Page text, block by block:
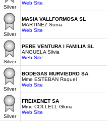
Silver
Web Site
Silver
MASIA VALLFORMOSA SL
MARTINEZ Sonia
Web Site
Silver
PERE VENTURA I FAMILIA SL
ANGUELA Silvia
Web Site
Silver
BODEGAS MURVIEDRO SA
Mme ESTEBAN Raquel
Web Site
Silver
FREIXENET SA
Mme COLLELL Gloria
Web Site